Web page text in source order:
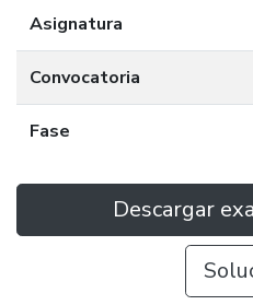
Asignatura
Convocatoria
Fase
Descargar